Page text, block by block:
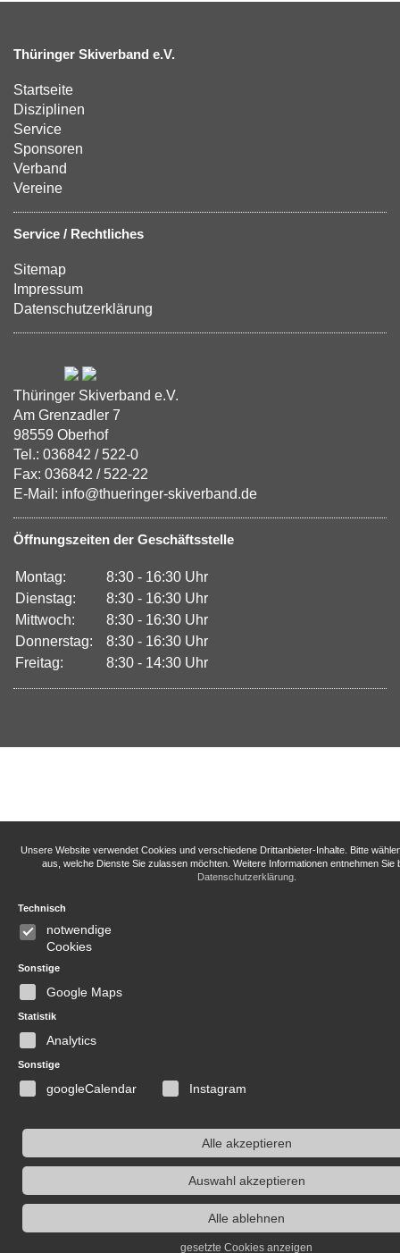
Thüringer Skiverband e.V.
Startseite
Disziplinen
Service
Sponsoren
Verband
Vereine
Service / Rechtliches
Sitemap
Impressum
Datenschutzerklärung
Thüringer Skiverband e.V.
Am Grenzadler 7
98559 Oberhof
Tel.: 036842 / 522-0
Fax: 036842 / 522-22
E-Mail: info@thueringer-skiverband.de
Öffnungszeiten der Geschäftsstelle
Montag:
8:30 - 16:30 Uhr
Dienstag:
8:30 - 16:30 Uhr
Mittwoch:
8:30 - 16:30 Uhr
Donnerstag:
8:30 - 16:30 Uhr
Freitag:
8:30 - 14:30 Uhr
Unsere Website verwendet Cookies und verschiedene Drittanbieter-Inhalte. Bitte
aus, welche Dienste Sie zulassen möchten. Weitere Informationen entnehmen Sie
Datenschutzerklärung.
Technisch
notwendige
Cookies
Sonstige
Google Maps
Statistik
Analytics
Sonstige
googleCalendar Instagram
Alle akzeptieren
Auswahl akzeptieren
Alle ablehnen
gesetzte Cookies anzeigen